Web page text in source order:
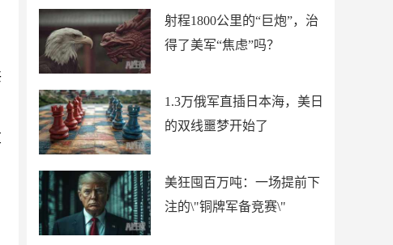
射程1800公里的“巨炮”，治
得了美军“焦虑”吗？
1.3万俄军直插日本海，美日
的双线噩梦开始了
美狂囤百万吨：一场提前下
注的\"铜牌军备竞赛\"